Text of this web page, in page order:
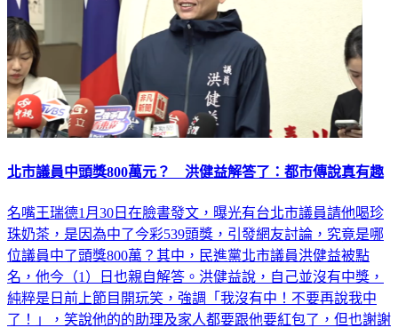
北市議員中頭獎800萬元？ 洪健益解答了：都市傳說真有趣
名嘴王瑞德1月30日在臉書發文，曝光有台北市議員請他喝珍
珠奶茶，是因為中了今彩539頭獎，引發網友討論，究竟是哪
位議員中了頭獎800萬？其中，民進黨北市議員洪健益被點
名，他今（1）日也親自解答。洪健益說，自己並沒有中獎，
純粹是日前上節目開玩笑，強調「我沒有中！不要再說我中
了！」，笑說他的的助理及家人都要跟他要紅包了，但也謝謝